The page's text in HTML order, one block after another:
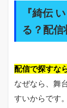
『綺伝
る？配
配信で探すな
なぜなら、舞
すいからです。